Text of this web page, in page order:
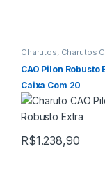
Charutos, Charutos
Off Cuba,Todos
CAO Pilon Robusto
Caixa Com 20
R$1.238,90